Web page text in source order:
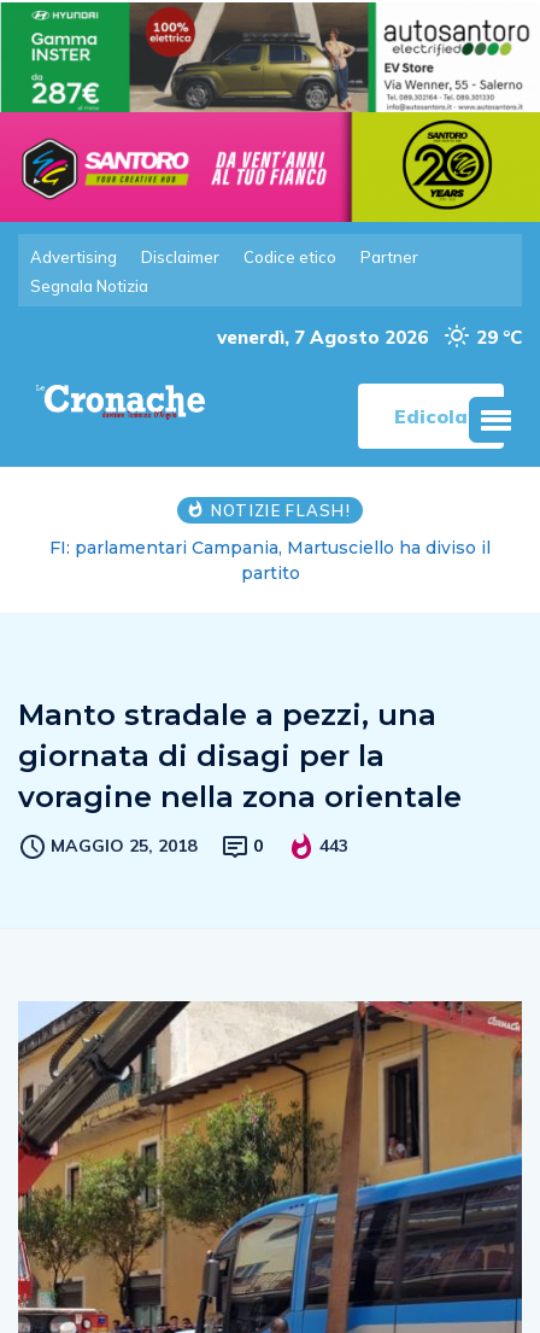
Advertising Disclaimer Codice etico
Partner
Segnala Notizia
venerdì, 7 Agosto 2026 29 °C
Edicola
NOTIZIE FLASH!
FI: parlamentari Campania, Martusciello ha diviso il
partito
Manto stradale a pezzi, una
giornata di disagi per la
voragine nella zona orientale
MAGGIO 25, 2018 0 443